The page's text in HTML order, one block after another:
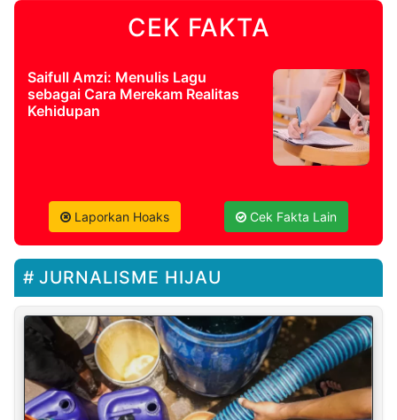
CEK FAKTA
Saifull Amzi: Menulis Lagu
sebagai Cara Merekam Realitas
Kehidupan
Laporkan Hoaks Cek Fakta Lain
JURNALISME HIJAU